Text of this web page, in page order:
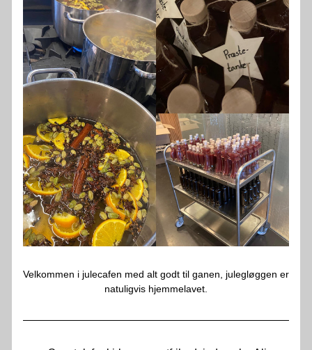
Velkommen i julecafen med alt godt til ganen, julegløggen er
natuligvis hjemmelavet.